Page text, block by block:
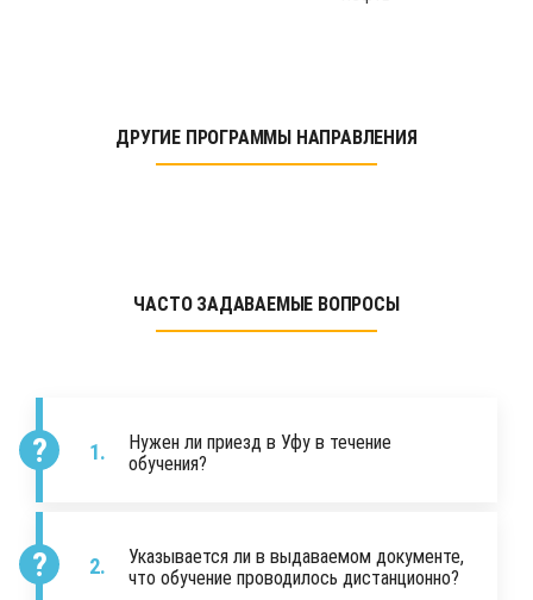
ДРУГИЕ ПРОГРАММЫ НАПРАВЛЕНИЯ
ЧАСТО ЗАДАВАЕМЫЕ ВОПРОСЫ
Нужен ли приезд в Уфу в течение
обучения?
Указывается ли в выдаваемом документе,
что обучение проводилось дистанционно?